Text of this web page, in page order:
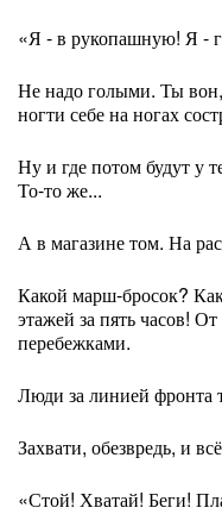
«Я - в рукопашную! Я -
Не надо голыми. Ты
ногти себе на ногах
Ну и где потом будут у
То-то же...
А в магазине том. На
Какой марш-бросок?
этажей за пять часов!
перебежками.
Люди за линией фронта
Захвати, обезвредь, и
«Стой! Хватай! Беги!